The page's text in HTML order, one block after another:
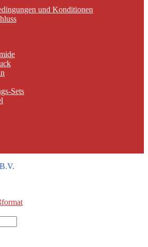
und Konditionen
Sets